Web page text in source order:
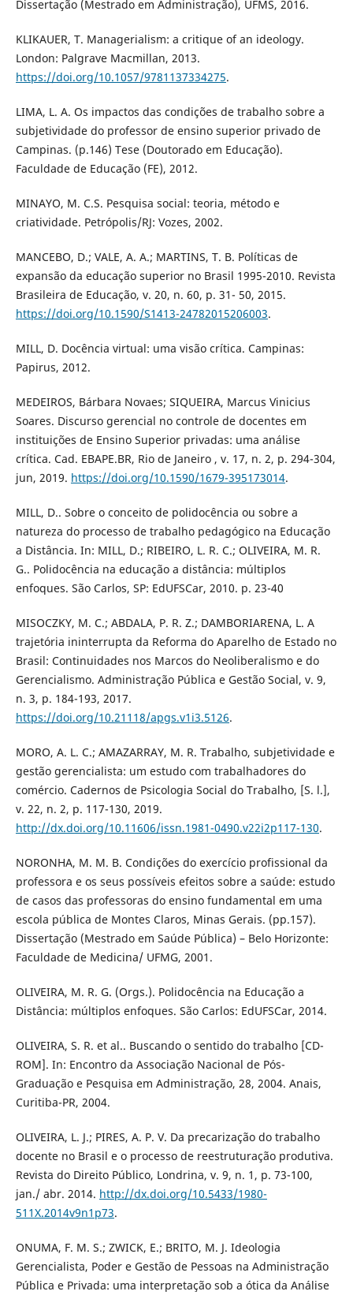
Dissertação (Mestrado em Administração), UFMS, 2016.
KLIKAUER, T. Managerialism: a critique of an ideology.
London: Palgrave Macmillan, 2013.
https://doi.org/10.1057/9781137334275.
LIMA, L. A. Os impactos das condições de trabalho sobre a
subjetividade do professor de ensino superior privado de
Campinas. (p.146) Tese (Doutorado em Educação).
Faculdade de Educação (FE), 2012.
MINAYO, M. C.S. Pesquisa social: teoria, método e
criatividade. Petrópolis/RJ: Vozes, 2002.
MANCEBO, D.; VALE, A. A.; MARTINS, T. B. Políticas de
expansão da educação superior no Brasil 1995-2010. Revista
Brasileira de Educação, v. 20, n. 60, p. 31- 50, 2015.
https://doi.org/10.1590/S1413-24782015206003.
MILL, D. Docência virtual: uma visão crítica. Campinas:
Papirus, 2012.
MEDEIROS, Bárbara Novaes; SIQUEIRA, Marcus Vinicius
Soares. Discurso gerencial no controle de docentes em
instituições de Ensino Superior privadas: uma análise
crítica. Cad. EBAPE.BR, Rio de Janeiro , v. 17, n. 2, p. 294-304,
jun, 2019. https://doi.org/10.1590/1679-395173014.
MILL, D.. Sobre o conceito de polidocência ou sobre a
natureza do processo de trabalho pedagógico na Educação
a Distância. In: MILL, D.; RIBEIRO, L. R. C.; OLIVEIRA, M. R.
G.. Polidocência na educação a distância: múltiplos
enfoques. São Carlos, SP: EdUFSCar, 2010. p. 23-40
MISOCZKY, M. C.; ABDALA, P. R. Z.; DAMBORIARENA, L. A
trajetória ininterrupta da Reforma do Aparelho de Estado no
Brasil: Continuidades nos Marcos do Neoliberalismo e do
Gerencialismo. Administração Pública e Gestão Social, v. 9,
n. 3, p. 184-193, 2017.
https://doi.org/10.21118/apgs.v1i3.5126.
MORO, A. L. C.; AMAZARRAY, M. R. Trabalho, subjetividade e
gestão gerencialista: um estudo com trabalhadores do
comércio. Cadernos de Psicologia Social do Trabalho, [S. l.],
v. 22, n. 2, p. 117-130, 2019.
http://dx.doi.org/10.11606/issn.1981-0490.v22i2p117-130.
NORONHA, M. M. B. Condições do exercício profissional da
professora e os seus possíveis efeitos sobre a saúde: estudo
de casos das professoras do ensino fundamental em uma
escola pública de Montes Claros, Minas Gerais. (pp.157).
Dissertação (Mestrado em Saúde Pública) – Belo Horizonte:
Faculdade de Medicina/ UFMG, 2001.
OLIVEIRA, M. R. G. (Orgs.). Polidocência na Educação a
Distância: múltiplos enfoques. São Carlos: EdUFSCar, 2014.
OLIVEIRA, S. R. et al.. Buscando o sentido do trabalho [CD-
ROM]. In: Encontro da Associação Nacional de Pós-
Graduação e Pesquisa em Administração, 28, 2004. Anais,
Curitiba-PR, 2004.
OLIVEIRA, L. J.; PIRES, A. P. V. Da precarização do trabalho
docente no Brasil e o processo de reestruturação produtiva.
Revista do Direito Público, Londrina, v. 9, n. 1, p. 73-100,
jan./ abr. 2014. http://dx.doi.org/10.5433/1980-
511X.2014v9n1p73.
ONUMA, F. M. S.; ZWICK, E.; BRITO, M. J. Ideologia
Gerencialista, Poder e Gestão de Pessoas na Administração
Pública e Privada: uma interpretação sob a ótica da Análise